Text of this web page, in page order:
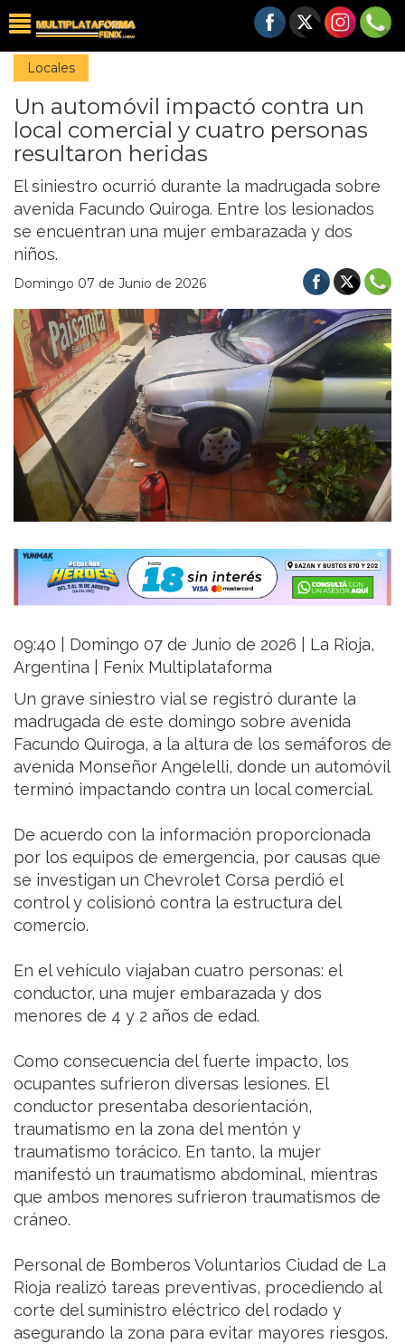
Locales
Un automóvil impactó contra un
local comercial y cuatro personas
resultaron heridas
El siniestro ocurrió durante la madrugada sobre
avenida Facundo Quiroga. Entre los lesionados
se encuentran una mujer embarazada y dos
niños.
Domingo 07 de Junio de 2026
09:40 | Domingo 07 de Junio de 2026 | La Rioja,
Argentina | Fenix Multiplataforma
Un grave siniestro vial se registró durante la
madrugada de este domingo sobre avenida
Facundo Quiroga, a la altura de los semáforos de
avenida Monseñor Angelelli, donde un automóvil
terminó impactando contra un local comercial.
De acuerdo con la información proporcionada
por los equipos de emergencia, por causas que
se investigan un Chevrolet Corsa perdió el
control y colisionó contra la estructura del
comercio.
En el vehículo viajaban cuatro personas: el
conductor, una mujer embarazada y dos
menores de 4 y 2 años de edad.
Como consecuencia del fuerte impacto, los
ocupantes sufrieron diversas lesiones. El
conductor presentaba desorientación,
traumatismo en la zona del mentón y
traumatismo torácico. En tanto, la mujer
manifestó un traumatismo abdominal, mientras
que ambos menores sufrieron traumatismos de
cráneo.
Personal de Bomberos Voluntarios Ciudad de La
Rioja realizó tareas preventivas, procediendo al
corte del suministro eléctrico del rodado y
asegurando la zona para evitar mayores riesgos.